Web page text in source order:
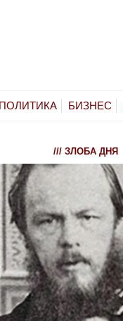
ПОЛИТИКА БИЗНЕС
/// ЗЛОБА ДНЯ